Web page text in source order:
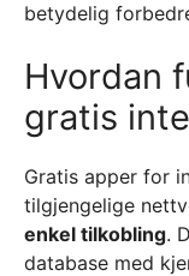
betydelig
Hvordan
gratis
Gratis apper for
tilgjengelige
enkel tilkobling.
database med